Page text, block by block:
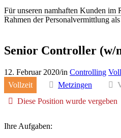
Für unseren namhaften Kunden im
Rahmen der Personalvermittlung als
Senior Controller (w/
12. Februar 2020/in Controlling
Vollzeit
Metzingen
Diese Position wurde vergeben
Ihre Aufgaben: